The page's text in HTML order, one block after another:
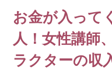
お金が入って
人！女性講師
ラクターの収